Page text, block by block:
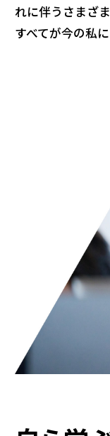
れに伴うさまざ
すべてが今の私